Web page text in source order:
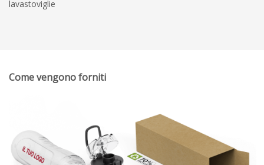
lavastoviglie
Come vengono forniti